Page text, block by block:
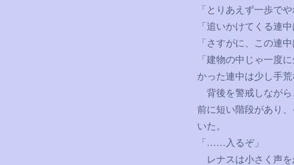
「とりあえず一歩で
「追いかけてくる連
「さすがに、この連
「建物の中じゃ一度
かった連中は少し手
背後を警戒しながら
前に短い階段があり
いた。
「 …… 入るぞ」
レナスは小さく声を